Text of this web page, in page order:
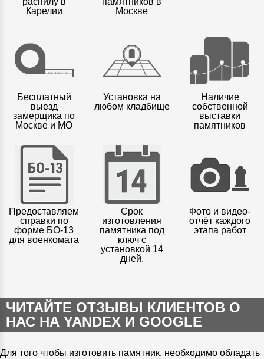
Карелии
Москве
Бесплатный
выезд
замерщика по
Москве и МО
Установка на
любом кладбище
Наличие
собственной
выставки
памятников
Предоставляем
справки по
форме БО-13
для военкомата
Срок
изготовления
памятника под
ключ с
установкой 14
дней.
Фото и видео-
отчёт каждого
этапа работ
ЧИТАЙТЕ ОТЗЫВЫ КЛИЕНТОВ О
НАС НА YANDEX И GOOGLE
Для того чтобы изготовить памятник, необходимо обладать